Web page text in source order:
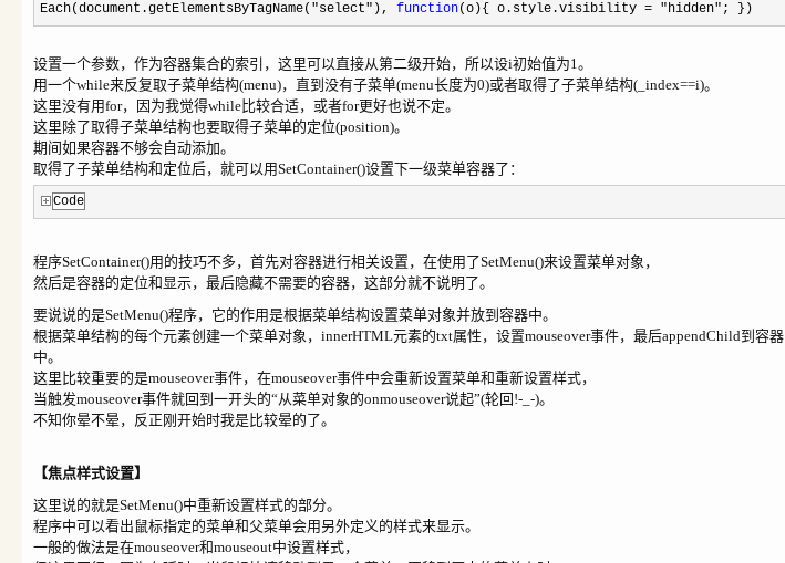
Each(document.getElementsByTagName( "select" ), function(o){ o.style.visibility = "hidden" ; })
设置一个参数，作为容器集合的索引，这里可以直接从第二级开始，所以设i初始值为1。
用一个while来反复取子菜单结构(menu)，直到没有子菜单(menu长度为0)或者取得了子菜单结构(_index==i)。
这里没有用for，因为我觉得while比较合适，或者for更好也说不定。
这里除了取得子菜单结构也要取得子菜单的定位(position)。
期间如果容器不够会自动添加。
取得了子菜单结构和定位后，就可以用SetContainer()设置下一级菜单容器了：
Code
程序SetContainer()用的技巧不多，首先对容器进行相关设置，在使用了SetMenu()来设置菜单对象，
然后是容器的定位和显示，最后隐藏不需要的容器，这部分就不说明了。
要说说的是SetMenu()程序，它的作用是根据菜单结构设置菜单对象并放到容器中。
根据菜单结构的每个元素创建一个菜单对象，innerHTML元素的txt属性，设置mouseover事件，最后appendChild到容器
中。
这里比较重要的是mouseover事件，在mouseover事件中会重新设置菜单和重新设置样式，
当触发mouseover事件就回到一开头的“从菜单对象的onmouseover说起”(轮回!-_-)。
不知你晕不晕，反正刚开始时我是比较晕的了。
【焦点样式设置】
这里说的就是SetMenu()中重新设置样式的部分。
程序中可以看出鼠标指定的菜单和父菜单会用另外定义的样式来显示。
一般的做法是在mouseover和mouseout中设置样式，